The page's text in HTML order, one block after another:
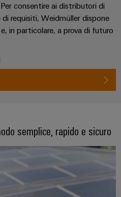
Weidmüller
Ingegneria
digitale di
consentire ai distributori di
requisiti, Weidmüller dispone
in particolare, a prova di futuro
semplice, rapido e sicuro